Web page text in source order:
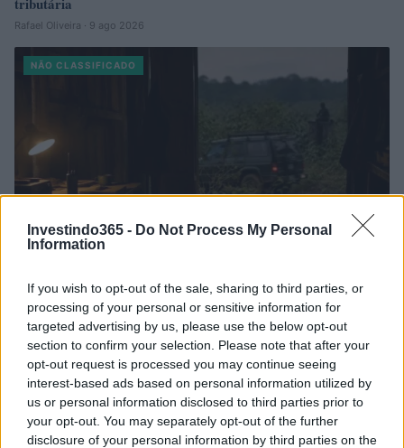
Investindo365 - Do Not Process My Personal
Information
If you wish to opt-out of the sale, sharing to third parties, or
processing of your personal or sensitive information for
targeted advertising by us, please use the below opt-out
section to confirm your selection. Please note that after your
opt-out request is processed you may continue seeing
interest-based ads based on personal information utilized by
us or personal information disclosed to third parties prior to
your opt-out. You may separately opt-out of the further
disclosure of your personal information by third parties on the
Rafael Oliveira · 9 ago 2026
NÃO CLASSIFICADO
Redução histórica do desmatamento na Amazônia entre agosto
de 2026 e julho de 2026
Beatriz Almeida · 7 ago 2026